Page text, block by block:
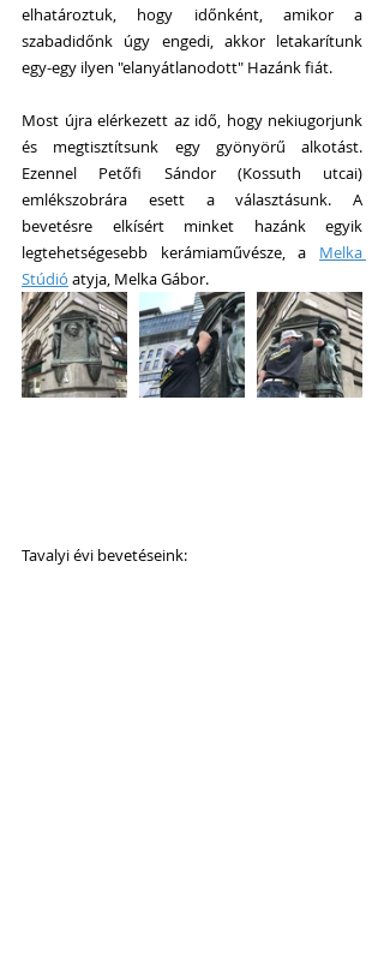
elhatároztuk, hogy időnként, amikor a
szabadidőnk úgy engedi, akkor letakarítunk
egy-egy ilyen "elanyátlanodott" Hazánk fiát.
Most újra elérkezett az idő, hogy nekiugorjunk
és megtisztítsunk egy gyönyörű alkotást.
Ezennel Petőfi Sándor (Kossuth utcai)
emlékszobrára esett a választásunk. A
bevetésre elkísért minket hazánk egyik
legtehetségesebb kerámiaművésze, a Melka
Stúdió atyja, Melka Gábor.
Tavalyi évi bevetéseink: